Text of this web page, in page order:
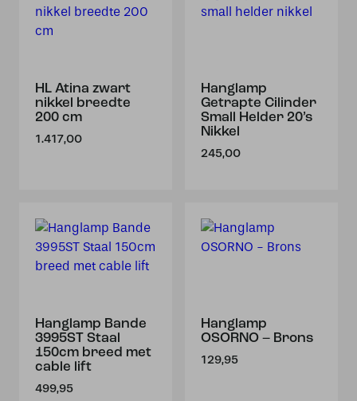
HL Atina zwart
nikkel breedte
200 cm
1.417,00
Hanglamp
Getrapte Cilinder
Small Helder 20’s
Nikkel
245,00
Hanglamp Bande
3995ST Staal
150cm breed met
cable lift
499,95
Hanglamp
OSORNO – Brons
129,95